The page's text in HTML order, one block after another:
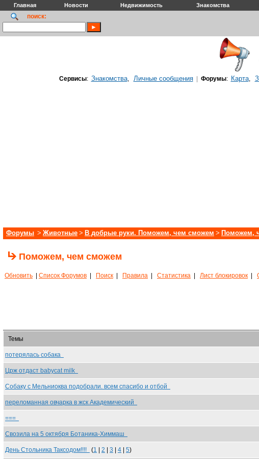
Главная Новости Недвижимость Знакомства
поиск:
Сервисы: Знакомства, Личные сообщения| Форумы: Карта,
Форумы > Животные > В добрые руки. Поможем, чем сможем > Поможем,
Поможем, чем сможем
Обновить Список Форумов Поиск Правила Статистика Лист блокировок
Темы
потерялась собака
Црж отдаст babycat milk
Собаку с Мельниоква подобрали. всем спасибо и отбой
переломанная овчарка в жск Академический
===
Свозила на 5 октября Ботаника-Химмаш
День Стольника Таксодом!!!! (1 2 3 4 5)